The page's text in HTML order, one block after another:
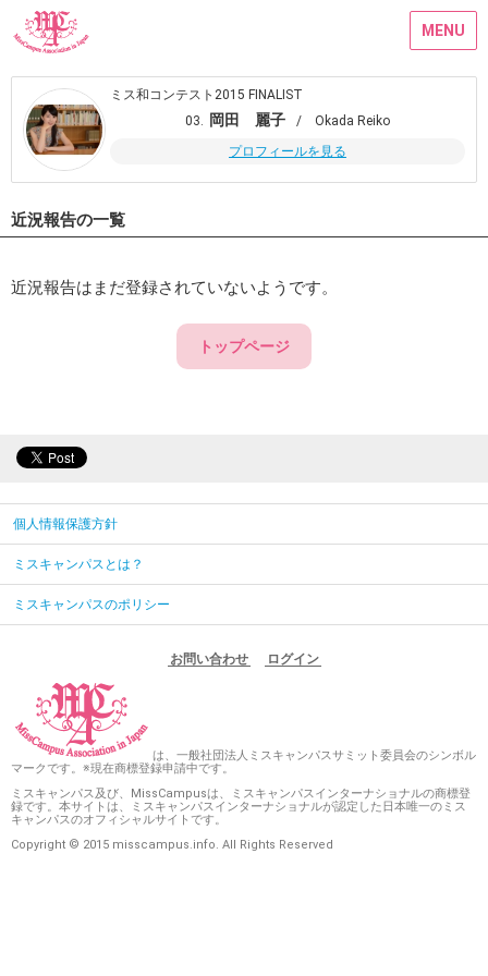
MENU
ミス和コンテスト2015 FINALIST
03. 岡田 麗子
/ Okada Reiko
プロフィールを見る
近況報告の一覧
近況報告はまだ登録されていないようです。
トップページ
個人情報保護方針
ミスキャンパスとは？
ミスキャンパスのポリシー
お問い合わせ ログイン
は、一般社団法人ミスキャンパスサミット委員会のシンボル
マークです。※現在商標登録申請中です。
ミスキャンパス及び、MissCampusは、ミスキャンパスインターナショナルの商標登
録です。本サイトは、ミスキャンパスインターナショナルが認定した日本唯一のミス
キャンパスのオフィシャルサイトです。
Copyright © 2015 misscampus.info. All Rights Reserved